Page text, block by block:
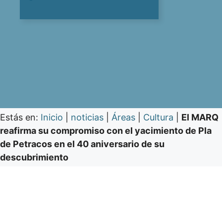
Estás en: Inicio noticias Áreas Cultura
El MARQ
reafirma su compromiso con el yacimiento de Pla
de Petracos en el 40 aniversario de su
descubrimiento